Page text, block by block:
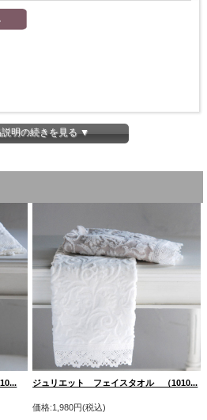
ムやお風呂上がりにすとんと着ていただいても
ピースです。
明の続きを見る ▼
ジュリエット フェイスタオル （1010...
価格:1,980円(税込)